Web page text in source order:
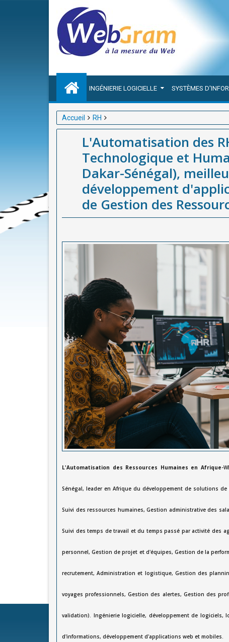
INGÉNIERIE LOGICIELLE SYSTÈMES
Accueil
RH
L'Automatisation des RH en Afrique : Allier
Sénégal), meilleure entreprise(société / agence)
des Ressources Humaines en Afrique
L'Automatisation des
Technologique et
Dakar-Sénégal),
développement
de Gestion des
L'Automatisation des Ressources Humaines en Afrique-
Sénégal, leader en Afrique du développement de solutions
Suivi des ressources humaines, Gestion administrative des
Suivi des temps de travail et du temps passé par activité des
personnel, Gestion de projet et d'équipes, Gestion de la
recrutement, Administration et logistique, Gestion des
voyages professionnels, Gestion des alertes, Gestion des
validation). Ingénierie logicielle, développement de logiciels,
d'informations, développement d'applications web et mobiles.